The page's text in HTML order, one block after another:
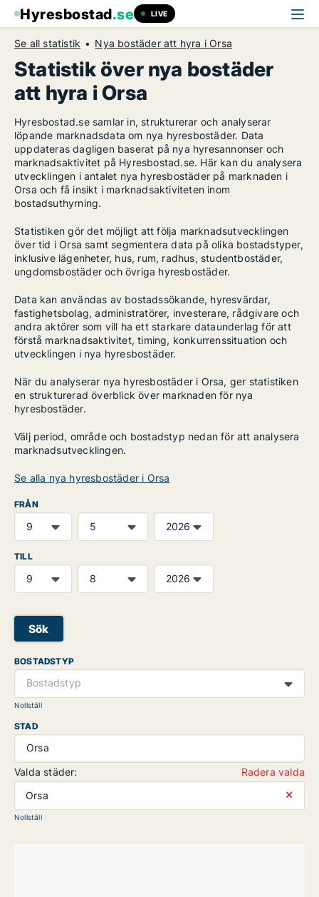
Hyresbostad.se LIVE
Se all statistik Nya bostäder att hyra i Orsa
Statistik över nya bostäder
att hyra i Orsa
Hyresbostad.se samlar in, strukturerar och analyserar
löpande marknadsdata om nya hyresbostäder. Data
uppdateras dagligen baserat på nya hyresannonser och
marknadsaktivitet på Hyresbostad.se. Här kan du analysera
utvecklingen i antalet nya hyresbostäder på marknaden i
Orsa och få insikt i marknadsaktiviteten inom
bostadsuthyrning.
Statistiken gör det möjligt att följa marknadsutvecklingen
över tid i Orsa samt segmentera data på olika bostadstyper,
inklusive lägenheter, hus, rum, radhus, studentbostäder,
ungdomsbostäder och övriga hyresbostäder.
Data kan användas av bostadssökande, hyresvärdar,
fastighetsbolag, administratörer, investerare, rådgivare och
andra aktörer som vill ha ett starkare dataunderlag för att
förstå marknadsaktivitet, timing, konkurrenssituation och
utvecklingen i nya hyresbostäder.
När du analyserar nya hyresbostäder i Orsa, ger statistiken
en strukturerad överblick över marknaden för nya
hyresbostäder.
Välj period, område och bostadstyp nedan för att analysera
marknadsutvecklingen.
Se alla nya hyresbostäder i Orsa
FRÅN
TILL
Sök
BOSTADSTYP
Bostadstyp
Nollställ
STAD
Orsa
Valda städer:
Radera valda
Orsa
⨯
Nollställ